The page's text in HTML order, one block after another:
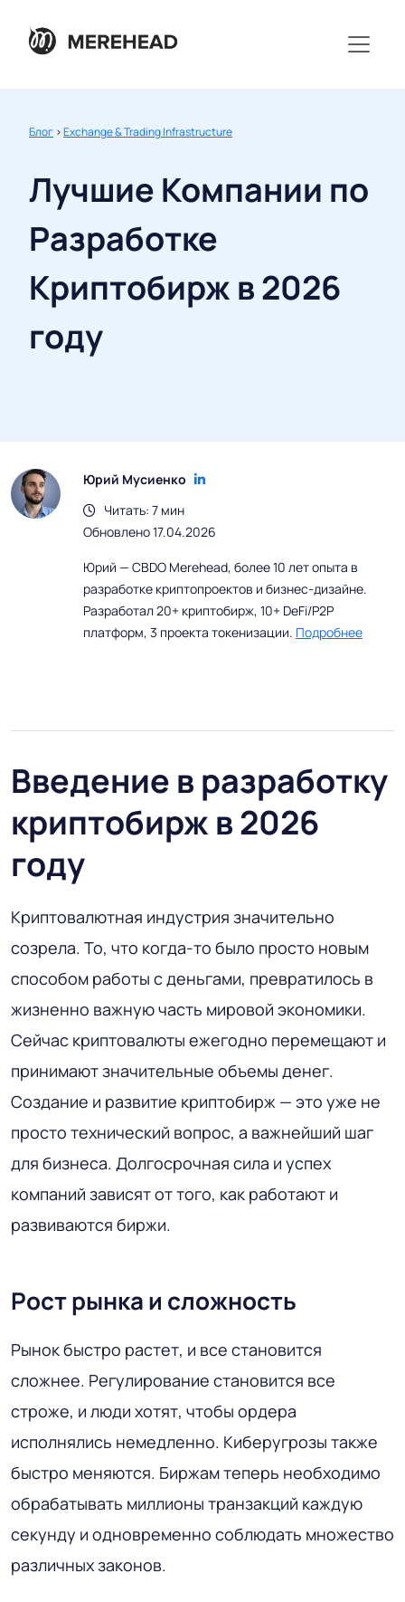
Блог >Exchange & Trading Infrastructure
Лучшие Компании по
Разработке
Криптобирж в 2026
году
Юрий Мусиенко
Читать: 7 мин
Обновлено 17.04.2026
Юрий — CBDO Merehead, более 10 лет опыта в
разработке криптопроектов и бизнес-дизайне.
Разработал 20+ криптобирж, 10+ DeFi/P2P
платформ, 3 проекта токенизации. Подробнее
Введение в разработку
криптобирж в 2026
году
Криптовалютная индустрия значительно
созрела. То, что когда-то было просто новым
способом работы с деньгами, превратилось в
жизненно важную часть мировой экономики.
Сейчас криптовалюты ежегодно перемещают и
принимают значительные объемы денег.
Создание и развитие криптобирж — это уже не
просто технический вопрос, а важнейший шаг
для бизнеса. Долгосрочная сила и успех
компаний зависят от того, как работают и
развиваются биржи.
Рост рынка и сложность
Рынок быстро растет, и все становится
сложнее. Регулирование становится все
строже, и люди хотят, чтобы ордера
исполнялись немедленно. Киберугрозы также
быстро меняются. Биржам теперь необходимо
обрабатывать миллионы транзакций каждую
секунду и одновременно соблюдать множество
различных законов.